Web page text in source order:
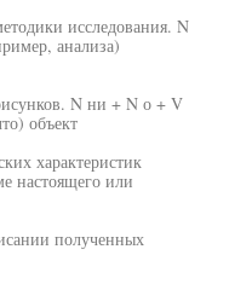
исследования. N
анализа)
N ни + N о + V
объект
характеристик
настоящего или
полученных